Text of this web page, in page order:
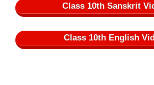
Class 10th Sanskrit
Class 10th English